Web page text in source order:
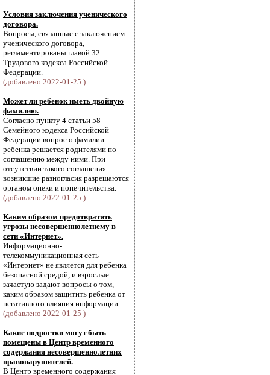
Условия заключения ученического
договора.
Вопросы, связанные с заключением
ученического договора,
регламентированы главой 32
Трудового кодекса Российской
Федерации.
(добавлено 2022-01-25 )
Может ли ребенок иметь двойную
фамилию.
Согласно пункту 4 статьи 58
Семейного кодекса Российской
Федерации вопрос о фамилии
ребенка решается родителями по
соглашению между ними. При
отсутствии такого соглашения
возникшие разногласия разрешаются
органом опеки и попечительства.
(добавлено 2022-01-25 )
Каким образом предотвратить
угрозы несовершеннолетнему в
сети «Интернет».
Информационно-
телекоммуникационная сеть
«Интернет» не является для ребенка
безопасной средой, и взрослые
зачастую задают вопросы о том,
каким образом защитить ребенка от
негативного влияния информации.
(добавлено 2022-01-25 )
Какие подростки могут быть
помещены в Центр временного
содержания несовершеннолетних
правонарушителей.
В Центр временного содержания